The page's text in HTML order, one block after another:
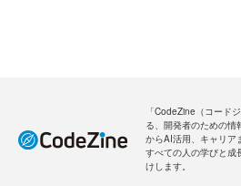
「CodeZine（コード
る、開発者のための情
からAI活用、キャリア
すべての人の学びと成
けします。